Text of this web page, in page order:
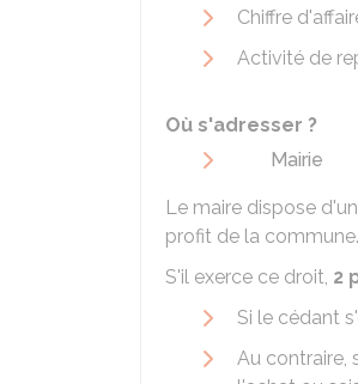
Chiffre
Activité de
Où s'adresser ?
Mairie
Le maire dispose
profit de la commune.
S'il exerce ce droit, 2
Si le cédant
Au contraire,